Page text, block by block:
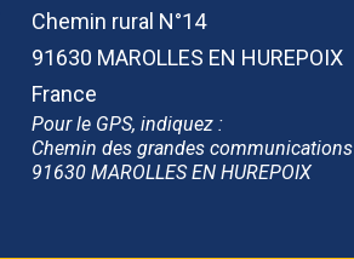
Chemin rural N°14
91630 MAROLLES EN HUREPOIX
France
Pour le GPS, indiquez :
Chemin des grandes communications
91630 MAROLLES EN HUREPOIX